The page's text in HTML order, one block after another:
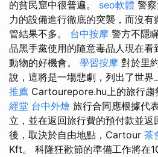
的貧民窟中很普遍。 seo軟體 警
力的設備進行徹底的突襲，而沒
管結果不多。 台中按摩 警方不隱
品黑手黨使用的隨意毒品人現在看
動物的好機會。 學習按摩 對於里
說，這將是一場悲劇，列出了世界
推薦 Cartourepore.hu上的旅行趨
經堂 台中外燴 旅行合同應根據代
立，並在返回旅行費的預付款並
後，取決於自由地點，Cartour 茶
Kft。 科隆狂歡節的準備工作將在